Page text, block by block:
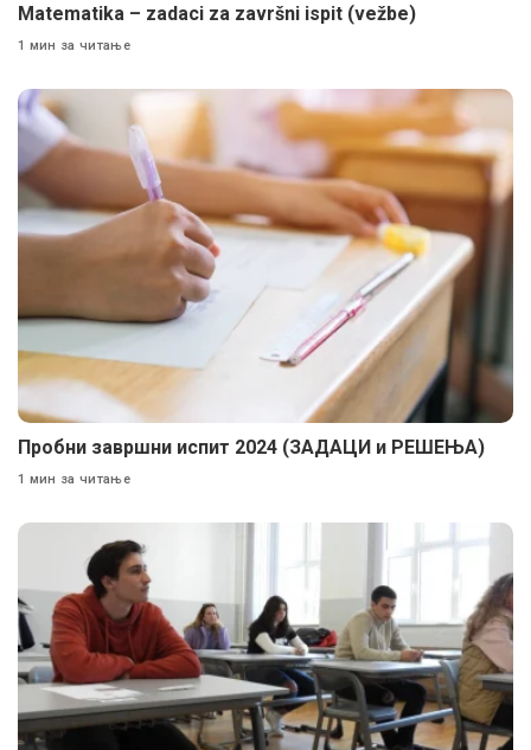
Matematika – zadaci za završni ispit (vežbe)
1 мин за читање
Пробни завршни испит 2024 (ЗАДАЦИ и РЕШЕЊА)
1 мин за читање